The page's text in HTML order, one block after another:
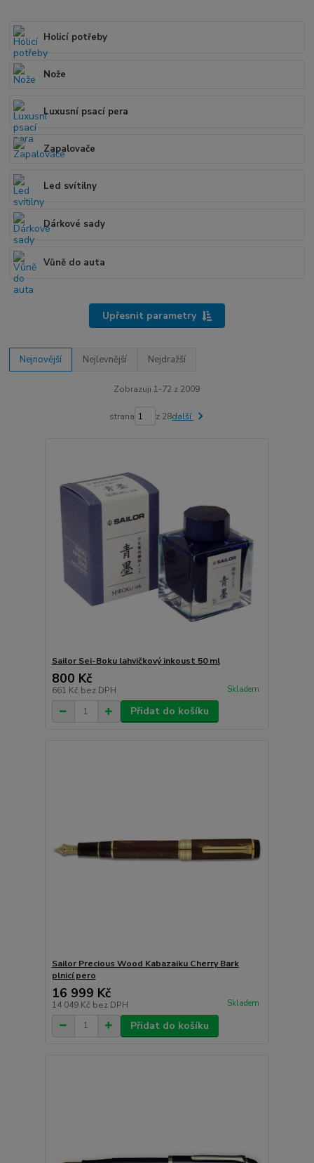
Holicí potřeby
Nože
Luxusní psací pera
Zapalovače
Led svítilny
Dárkové sady
Vůně do auta
Upřesnit parametry
Nejnovější Nejlevnější Nejdražší
Zobrazuji 1-72 z 2009
strana z 28další
Sailor Sei-Boku lahvičkový inkoust 50 ml
800 Kč
661 Kč bez DPH Skladem
Přidat do košíku
Sailor Precious Wood Kabazaiku Cherry Bark
plnicí pero
16 999 Kč
14 049 Kč bez DPH Skladem
Přidat do košíku